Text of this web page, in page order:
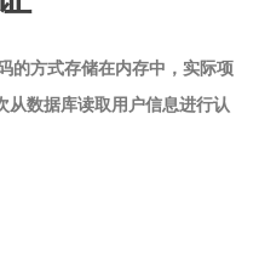
的方式存储在内存中，实际项
从数据库读取用户信息进行认